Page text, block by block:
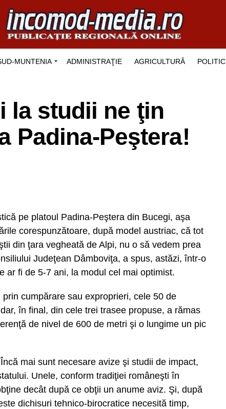
MUNTENIA ADMINISTRAŢIE AGRICULTURĂ POLITIC
la studii ne ţin
Padina-Peştera!
pe platoul Padina-Peştera din Bucegi, aşa
corespunzătoare, după model austriac, că tot
din ţara vegheată de Alpi, nu o să vedem prea
Judeţean Dâmboviţa, a spus, astăzi, într-o
ar fi de 5-7 ani, la modul cel mai optimist.
cumpărare sau exproprieri, cele 50 de
în final, din cele trei trasee propuse, a rămas
de nivel de 600 de metri şi o lungime un pic
mai sunt necesare avize şi studii de impact,
Unele, conform tradiţiei româneşti în
decât după ce obţii un anume aviz. Şi, după
dichisuri tehnico-birocratice necesită timp,